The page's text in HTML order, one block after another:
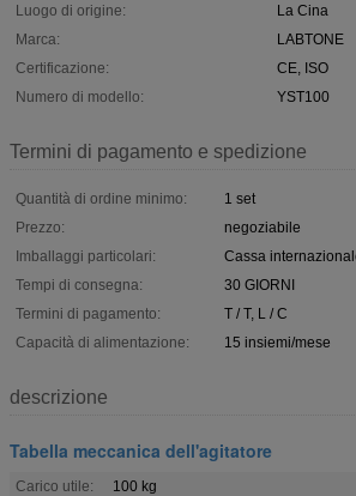
Luogo di origine:
La Cina
Marca:
LABTONE
Certificazione:
CE, ISO
Numero di modello:
YST100
Termini di pagamento e spedizione
Quantità di ordine minimo:
1 set
Prezzo:
negoziabile
Imballaggi particolari:
Cassa
Tempi di consegna:
30 GIORNI
Termini di pagamento:
T / T, L / C
Capacità di alimentazione:
15 insiemi/mese
descrizione
Tabella meccanica dell'agitatore
Carico utile:
100 kg